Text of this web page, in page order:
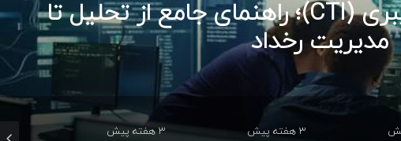
هوش تهدیدات سایبری (CTI)؛ راهنمای جامع از تحلیل تا
مدیریت رخداد
3 هفته پیش 3 هفته پیش